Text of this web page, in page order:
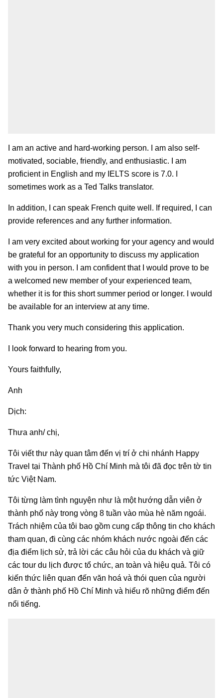
I am an active and hard-working person. I am also self-
motivated, sociable, friendly, and enthusiastic. I am
proficient in English and my IELTS score is 7.0. I
sometimes work as a Ted Talks translator.
In addition, I can speak French quite well. If required, I can
provide references and any further information.
I am very excited about working for your agency and would
be grateful for an opportunity to discuss my application
with you in person. I am confident that I would prove to be
a welcomed new member of your experienced team,
whether it is for this short summer period or longer. I would
be available for an interview at any time.
Thank you very much considering this application.
I look forward to hearing from you.
Yours faithfully,
Anh
Dịch:
Thưa anh/ chị,
Tôi viết thư này quan tâm đến vị trí ở chi nhánh Happy
Travel tại Thành phố Hồ Chí Minh mà tôi đã đọc trên tờ tin
tức Việt Nam.
Tôi từng làm tình nguyện như là một hướng dẫn viên ở
thành phố này trong vòng 8 tuần vào mùa hè năm ngoái.
Trách nhiệm của tôi bao gồm cung cấp thông tin cho khách
tham quan, đi cùng các nhóm khách nước ngoài đến các
địa điểm lịch sử, trả lời các câu hỏi của du khách và giữ
các tour du lịch được tổ chức, an toàn và hiệu quả. Tôi có
kiến ​​thức liên quan đến văn hoá và thói quen của người
dân ở thành phố Hồ Chí Minh và hiểu rõ những điểm đến
nổi tiếng.